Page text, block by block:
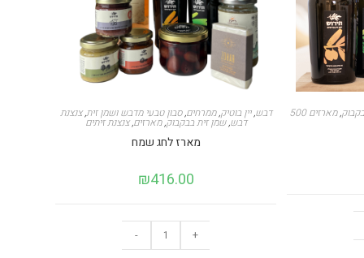
,מארזים דבש,יין בוטיק,ממרחים,סבון טבעי מדבש ושמן זית,צנצנת
דבש,שמן זית בבקבוק,מארזים,צנצנת זיתים
מארז לחג שמח
₪416.00
כמות
של
מארז
- +